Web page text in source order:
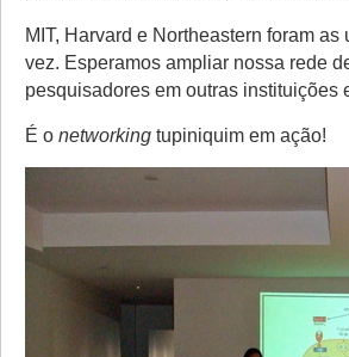
MIT, Harvard e Northeastern foram
vez. Esperamos ampliar nossa rede
pesquisadores em outras instituições
É o networking tupiniquim em ação!